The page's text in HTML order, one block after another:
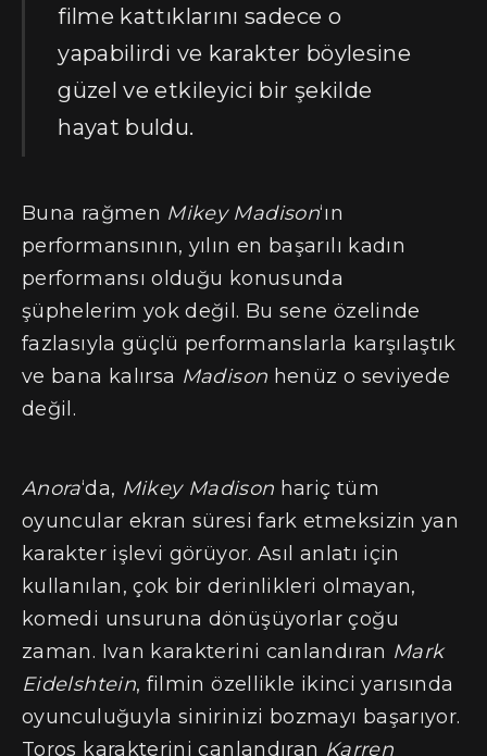
filme kattıklarını sadece o
yapabilirdi ve karakter böylesine
güzel ve etkileyici bir şekilde
hayat buldu.
Buna rağmen Mikey Madison‘ın
performansının, yılın en başarılı kadın
performansı olduğu konusunda
şüphelerim yok değil. Bu sene özelinde
fazlasıyla güçlü performanslarla karşılaştık
ve bana kalırsa Madison henüz o seviyede
değil.
Anora‘da, Mikey Madison hariç tüm
oyuncular ekran süresi fark etmeksizin yan
karakter işlevi görüyor. Asıl anlatı için
kullanılan, çok bir derinlikleri olmayan,
komedi unsuruna dönüşüyorlar çoğu
zaman. Ivan karakterini canlandıran Mark
Eidelshtein, filmin özellikle ikinci yarısında
oyunculuğuyla sinirinizi bozmayı başarıyor.
Toros karakterini canlandıran Karren